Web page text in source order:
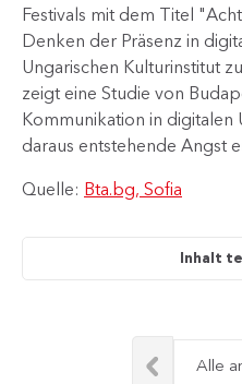
Festivals mit dem Titel
Denken der Präsenz in
Ungarischen Kulturinstitut
zeigt eine Studie von
Kommunikation in
daraus entstehende Angst
Quelle: Bta.bg, Sofia
Inhalt
Alle